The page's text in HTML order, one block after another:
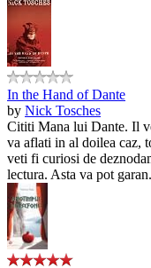
In the Hand of Dante
by Nick Tosches
Cititi Mana lui Dante. Il
va aflati in al doilea caz,
veti fi curiosi de
lectura. Asta va pot